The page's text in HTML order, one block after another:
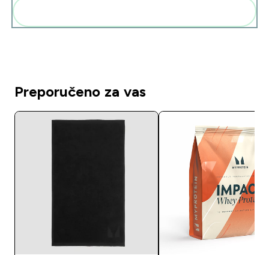
Preporučeno za vas